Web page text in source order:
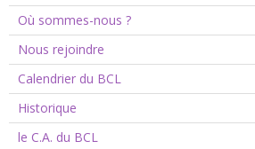
Où sommes-nous ?
Nous rejoindre
Calendrier du BCL
Historique
le C.A. du BCL